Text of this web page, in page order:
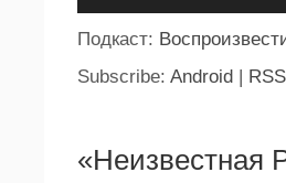
Подкаст:
Subscribe: Android | RSS
«Неизвестная